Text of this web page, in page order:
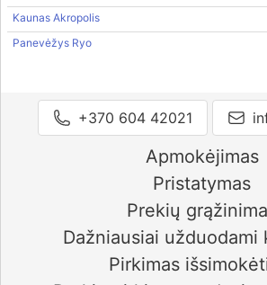
Kaunas Akropolis
Panevėžys Ryo
+370 604 42021
Apmokėjimas
Pristatymas
Prekių
Dažniausiai užduodami
Pirkimas